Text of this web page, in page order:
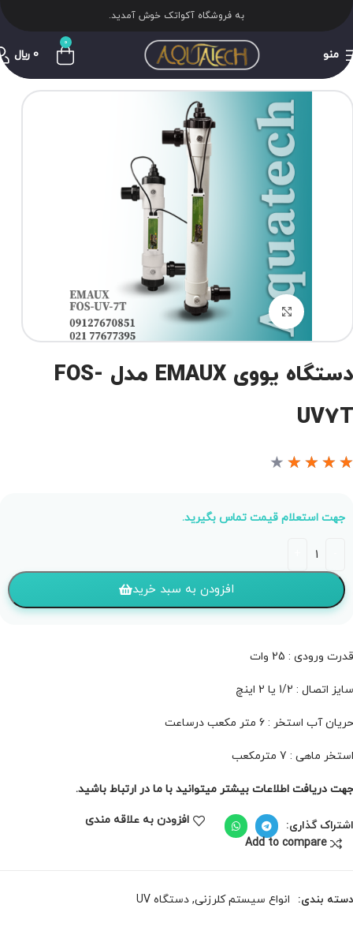
به فروشگاه آکواتک خوش آمدید.
منو
0
0 ﷼
برای بزرگنمایی کلیک کنید
دستگاه یووی EMAUX مدل FOS-
★
★
★
★
جهت استعلام قیمت تماس بگیرید.
افزودن به سبد خرید
ورودی : 25 وات
اتصال : 1/2 یا 2 اینچ
آب استخر : 6 متر مکعب درساعت
ماهی : 7 مترمکعب
دریافت اطلاعات بیشتر میتوانید با ما در ارتباط باشید.
گذاری:
افزودن به علاقه مندی
Add to compare
بندی: انواع سیستم کلرزنی, دستگاه UV